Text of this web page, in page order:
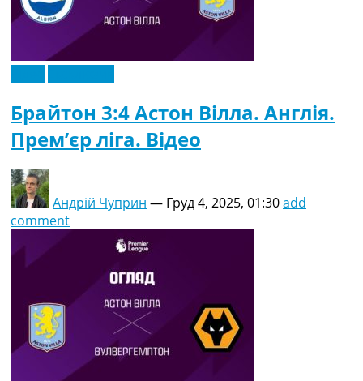
Брайтон 3:4 Астон Вілла. Англія.
Прем’єр ліга. Відео
Андрій Чуприн — Груд 4, 2025, 01:30add
comment